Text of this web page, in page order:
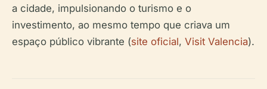
a cidade, impulsionando o turismo e o
investimento, ao mesmo tempo que criava um
espaço público vibrante (site oficial, Visit Valencia).